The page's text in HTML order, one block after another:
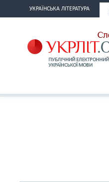
УКРАЇНСЬКА ЛІТЕРАТУРА